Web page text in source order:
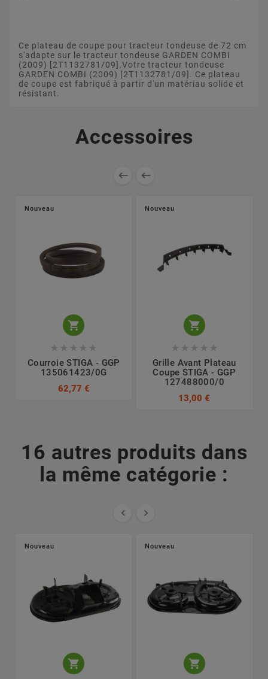
Ce plateau de coupe pour tracteur tondeuse de 72 cm
s'adapte sur le tracteur tondeuse GARDEN COMBI
(2009) [2T1132781/09].Votre tracteur tondeuse
GARDEN COMBI (2009) [2T1132781/09]. Ce plateau
de coupe est fabriqué à partir d'un matériau solide et
résistant.
Accessoires
 
Nouveau

    
Courroie STIGA - GGP
135061423/0G
62,77 €
Nouveau

    
Grille Avant Plateau
Coupe STIGA - GGP
127488000/0
13,00 €
16 autres produits dans
la même catégorie :
 
Nouveau

Nouveau
